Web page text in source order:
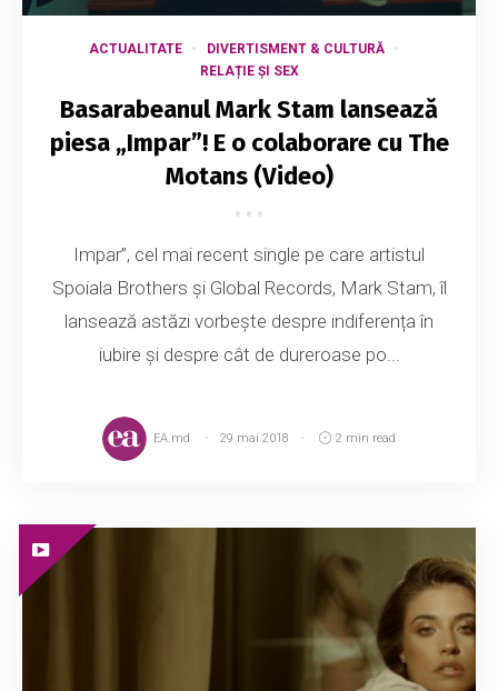
ACTUALITATE
DIVERTISMENT & CULTURĂ
RELAȚIE ȘI SEX
Basarabeanul Mark Stam lansează
piesa „Impar”! E o colaborare cu The
Motans (Video)
Impar”, cel mai recent single pe care artistul
Spoiala Brothers și Global Records, Mark Stam, îl
lansează astăzi vorbește despre indiferența în
iubire și despre cât de dureroase po...
EA.md 29 mai 2018 2 min read